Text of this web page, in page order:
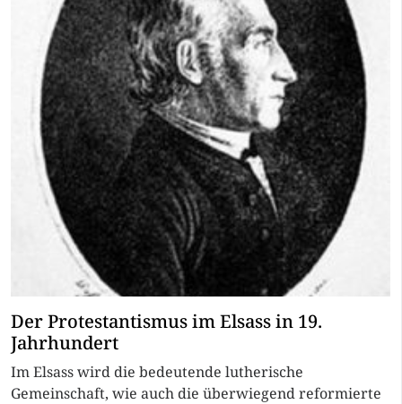
Der Protestantismus im Elsass in 19.
Jahrhundert
Im Elsass wird die bedeutende lutherische
Gemeinschaft, wie auch die überwiegend reformierte